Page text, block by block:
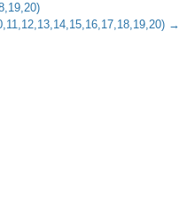
→